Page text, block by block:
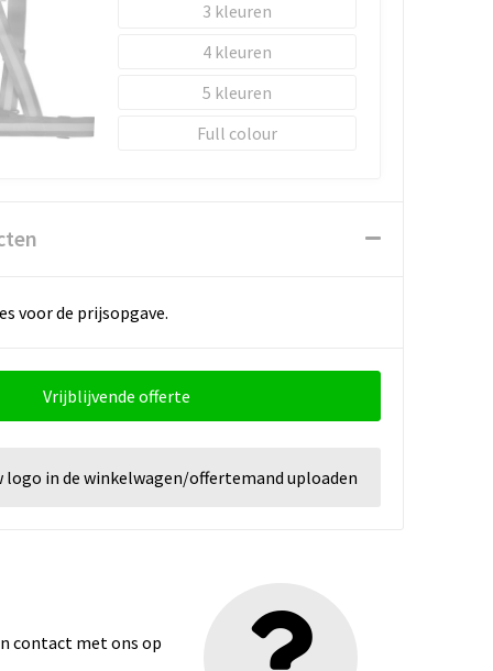
3
4
5
Full colour
voor de prijsopgave.
Vrijblijvende offerte
logo in de winkelwagen/offertemand uploaden
contact met ons op